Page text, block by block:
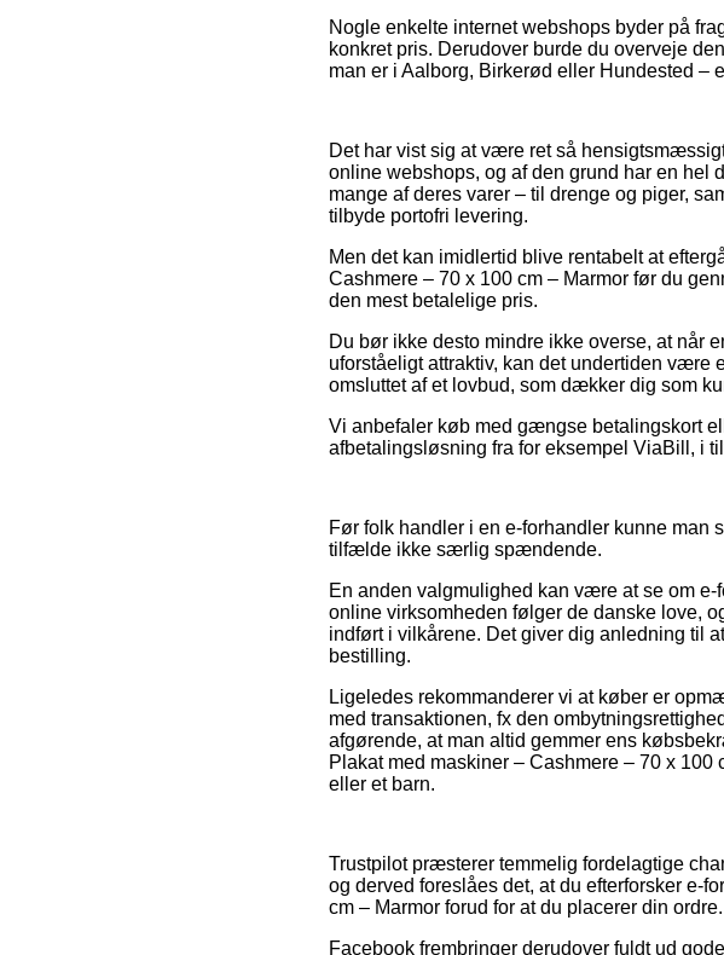
Nogle enkelte internet webshops byder på
konkret pris. Derudover burde du overveje
man er i Aalborg, Birkerød eller Hundested –
Det har vist sig at være ret så
online webshops, og af den grund har en hel
mange af deres varer – til drenge og piger,
tilbyde portofri levering.
Men det kan imidlertid blive rentabelt at
Cashmere – 70 x 100 cm – Marmor før du
den mest betalelige pris.
Du bør ikke desto mindre ikke overse, at når
uforståeligt attraktiv, kan det undertiden være
omsluttet af et lovbud, som dækker dig som
Vi anbefaler køb med gængse betalingskort
afbetalingsløsning fra for eksempel ViaBill, i
Før folk handler i en e-forhandler kunne man
tilfælde ikke særlig spændende.
En anden valgmulighed kan være at se om
online virksomheden følger de danske love,
indført i vilkårene. Det giver dig anledning til
bestilling.
Ligeledes rekommanderer vi at køber er
med transaktionen, fx den
afgørende, at man altid gemmer ens
Plakat med maskiner – Cashmere – 70 x
eller et barn.
Trustpilot præsterer temmelig fordelagtige
og derved foreslåes det, at du efterforsker e-
cm – Marmor forud for at du placerer din ordre.
Facebook frembringer derudover fuldt ud